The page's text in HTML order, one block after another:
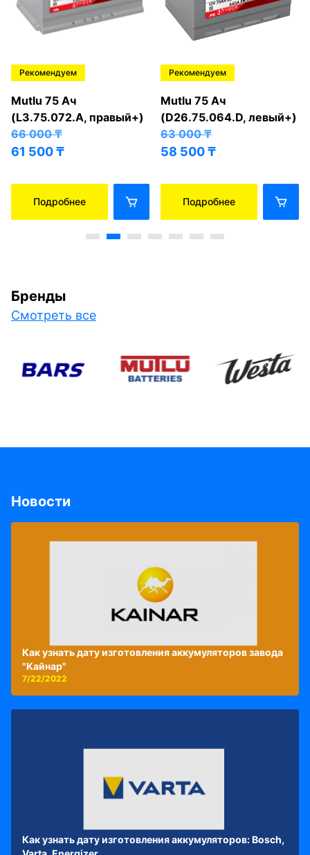
Рекомендуем
Mutlu 75 Ач
(L3.75.072.A, правый+)
66 000₸
61 500₸
Подробнее
Рекомендуем
Mutlu 75 Ач
(D26.75.064.D, левый+)
63 000₸
58 500₸
Подробнее
Бренды
Смотреть все
Новости
Как узнать дату изготовления аккумуляторов завода
"Кайнар"
7/22/2022
Как узнать дату изготовления аккумуляторов: Bosch,